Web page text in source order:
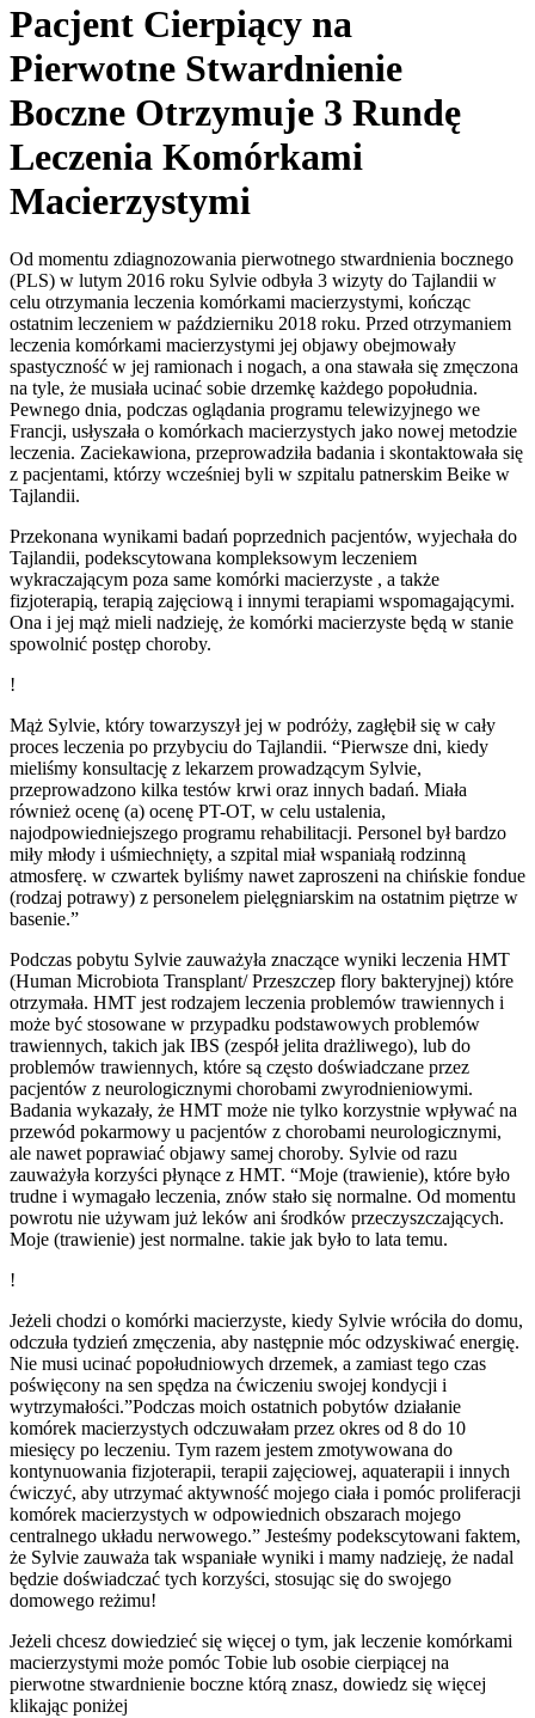
Pacjent Cierpiący na
Pierwotne Stwardnienie
Boczne Otrzymuje 3 Rundę
Leczenia Komórkami
Macierzystymi
Od momentu zdiagnozowania pierwotnego stwardnienia bocznego
(PLS) w lutym 2016 roku Sylvie odbyła 3 wizyty do Tajlandii w
celu otrzymania leczenia komórkami macierzystymi, kończąc
ostatnim leczeniem w październiku 2018 roku. Przed otrzymaniem
leczenia komórkami macierzystymi jej objawy obejmowały
spastyczność w jej ramionach i nogach, a ona stawała się zmęczona
na tyle, że musiała ucinać sobie drzemkę każdego popołudnia.
Pewnego dnia, podczas oglądania programu telewizyjnego we
Francji, usłyszała o komórkach macierzystych jako nowej metodzie
leczenia. Zaciekawiona, przeprowadziła badania i skontaktowała się
z pacjentami, którzy wcześniej byli w szpitalu patnerskim Beike w
Tajlandii.
Przekonana wynikami badań poprzednich pacjentów, wyjechała do
Tajlandii, podekscytowana kompleksowym leczeniem
wykraczającym poza same komórki macierzyste , a także
fizjoterapią, terapią zajęciową i innymi terapiami wspomagającymi.
Ona i jej mąż mieli nadzieję, że komórki macierzyste będą w stanie
spowolnić postęp choroby.
!
Mąż Sylvie, który towarzyszył jej w podróży, zagłębił się w cały
proces leczenia po przybyciu do Tajlandii. “Pierwsze dni, kiedy
mieliśmy konsultację z lekarzem prowadzącym Sylvie,
przeprowadzono kilka testów krwi oraz innych badań. Miała
również ocenę (a) ocenę PT-OT, w celu ustalenia,
najodpowiedniejszego programu rehabilitacji. Personel był bardzo
miły młody i uśmiechnięty, a szpital miał wspaniałą rodzinną
atmosferę. w czwartek byliśmy nawet zaproszeni na chińskie fondue
(rodzaj potrawy) z personelem pielęgniarskim na ostatnim piętrze w
basenie.”
Podczas pobytu Sylvie zauważyła znaczące wyniki leczenia HMT
(Human Microbiota Transplant/ Przeszczep flory bakteryjnej) które
otrzymała. HMT jest rodzajem leczenia problemów trawiennych i
może być stosowane w przypadku podstawowych problemów
trawiennych, takich jak IBS (zespół jelita drażliwego), lub do
problemów trawiennych, które są często doświadczane przez
pacjentów z neurologicznymi chorobami zwyrodnieniowymi.
Badania wykazały, że HMT może nie tylko korzystnie wpływać na
przewód pokarmowy u pacjentów z chorobami neurologicznymi,
ale nawet poprawiać objawy samej choroby. Sylvie od razu
zauważyła korzyści płynące z HMT. “Moje (trawienie), które było
trudne i wymagało leczenia, znów stało się normalne. Od momentu
powrotu nie używam już leków ani środków przeczyszczających.
Moje (trawienie) jest normalne. takie jak było to lata temu.
!
Jeżeli chodzi o komórki macierzyste, kiedy Sylvie wróciła do domu,
odczuła tydzień zmęczenia, aby następnie móc odzyskiwać energię.
Nie musi ucinać popołudniowych drzemek, a zamiast tego czas
poświęcony na sen spędza na ćwiczeniu swojej kondycji i
wytrzymałości.”Podczas moich ostatnich pobytów działanie
komórek macierzystych odczuwałam przez okres od 8 do 10
miesięcy po leczeniu. Tym razem jestem zmotywowana do
kontynuowania fizjoterapii, terapii zajęciowej, aquaterapii i innych
ćwiczyć, aby utrzymać aktywność mojego ciała i pomóc proliferacji
komórek macierzystych w odpowiednich obszarach mojego
centralnego układu nerwowego.” Jesteśmy podekscytowani faktem,
że Sylvie zauważa tak wspaniałe wyniki i mamy nadzieję, że nadal
będzie doświadczać tych korzyści, stosując się do swojego
domowego reżimu!
Jeżeli chcesz dowiedzieć się więcej o tym, jak leczenie komórkami
macierzystymi może pomóc Tobie lub osobie cierpiącej na
pierwotne stwardnienie boczne którą znasz, dowiedz się więcej
klikając poniżej